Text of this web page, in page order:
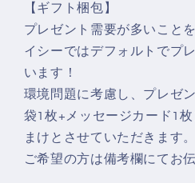
字)】
お
も
し
ろ
T
シ
ャ
お
も
ろ
T
シ
ャ
【ギフト梱包】
プレゼント需要が多いこと
イシーではデフォルトでプ
います！
環境問題に考慮し、プレゼ
袋1枚+メッセージカード1
まけとさせていただきます。
ご希望の方は備考欄にてお